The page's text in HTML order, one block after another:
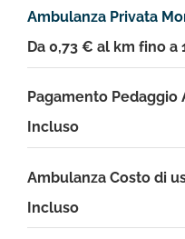
Ambulanza Privata
Da 0,73 € al km fino a
Pagamento Pedaggio
Incluso
Ambulanza Costo di
Incluso